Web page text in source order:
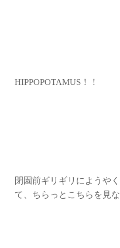
HIPPOPOTAMUS！！
閉園前ギリギリにようや
て、ちらっとこちらを見